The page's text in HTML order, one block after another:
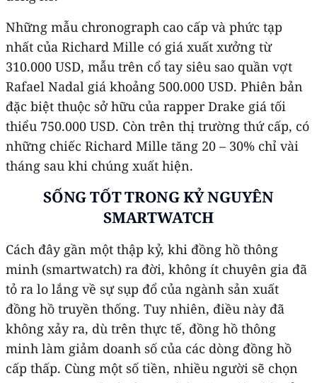
Những mẫu chronograph cao cấp và phức tạp
nhất của Richard Mille có giá xuất xưởng từ
310.000 USD, mẫu trên cổ tay siêu sao quần vợt
Rafael Nadal giá khoảng 500.000 USD. Phiên bản
đặc biệt thuộc sở hữu của rapper Drake giá tối
thiểu 750.000 USD. Còn trên thị trường thứ cấp, có
những chiếc Richard Mille tăng 20 – 30% chỉ vài
tháng sau khi chúng xuất hiện.
SỐNG TỐT TRONG KỶ NGUYÊN
SMARTWATCH
Cách đây gần một thập kỷ, khi đồng hồ thông
minh (smartwatch) ra đời, không ít chuyên gia đã
tỏ ra lo lắng về sự sụp đổ của ngành sản xuất
đồng hồ truyền thống. Tuy nhiên, điều này đã
không xảy ra, dù trên thực tế, đồng hồ thông
minh làm giảm doanh số của các dòng đồng hồ
cấp thấp. Cùng một số tiền, nhiều người sẽ chọn